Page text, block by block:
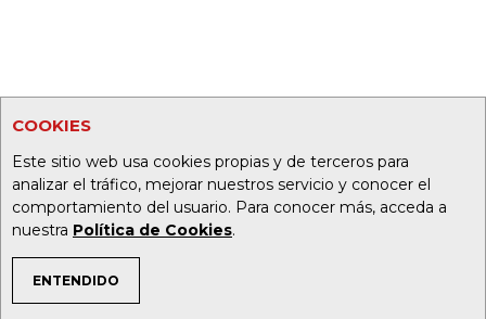
COOKIES
Este sitio web usa cookies propias y de terceros para
analizar el tráfico, mejorar nuestros servicio y conocer el
comportamiento del usuario. Para conocer más, acceda a
nuestra Política de Cookies.
ENTENDIDO
TEMAS DE INTERÉS